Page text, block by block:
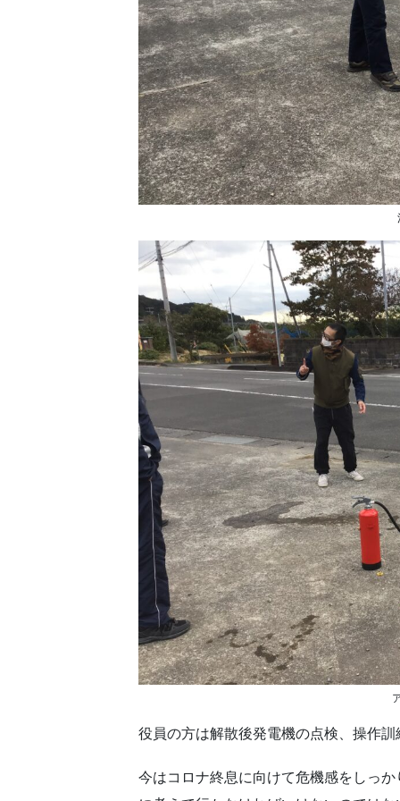
役員の方は解散後発電機の点検、操作
今はコロナ終息に向けて危機感をしっ